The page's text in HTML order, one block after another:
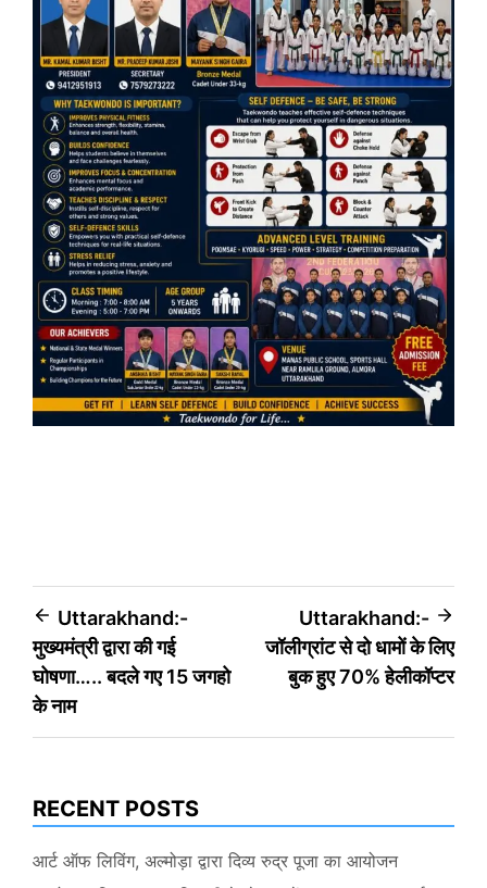
Post
navigation
Uttarakhand:-
मुख्यमंत्री द्वारा की गई
घोषणा….. बदले गए 15 जगहो
के नाम
Uttarakhand:-
जॉलीग्रांट से दो धामों के लिए
बुक हुए 70% हेलीकॉप्टर
RECENT POSTS
आर्ट ऑफ लिविंग, अल्मोड़ा द्वारा दिव्य रुद्र पूजा का आयोजन